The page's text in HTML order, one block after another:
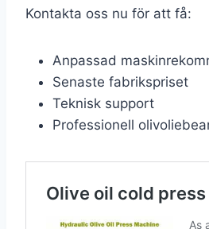
Kontakta oss nu för att få:
Anpassad
Senaste fabrikspriset
Teknisk support
Professionell